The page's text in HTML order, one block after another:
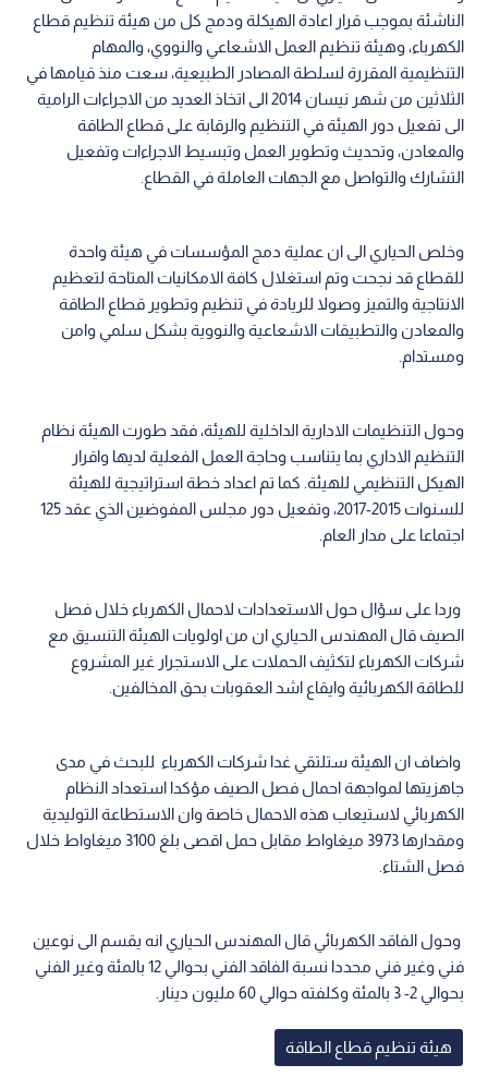
الناشئة بموجب قرار اعادة الهيكلة ودمج كل من هيئة تنظيم قطاع
الكهرباء، وهيئة تنظيم العمل الاشعاعي والنووي، والمهام
التنظيمية المقررة لسلطة المصادر الطبيعية، سعت منذ قيامها في
الثلاثين من شهر نيسان 2014 الى اتخاذ العديد من الاجراءات الرامية
الى تفعيل دور الهيئة في التنظيم والرقابة على قطاع الطاقة
والمعادن، وتحديث وتطوير العمل وتبسيط الاجراءات وتفعيل
التشارك والتواصل مع الجهات العاملة في القطاع.
وخلص الحياري الى ان عملية دمج المؤسسات في هيئة واحدة
للقطاع قد نجحت وتم استغلال كافة الامكانيات المتاحة لتعظيم
الانتاجية والتميز وصولا للريادة في تنظيم وتطوير قطاع الطاقة
والمعادن والتطبيقات الاشعاعية والنووية بشكل سلمي وامن
ومستدام.
وحول التنظيمات الادارية الداخلية للهيئة، فقد طورت الهيئة نظام
التنظيم الاداري بما يتناسب وحاجة العمل الفعلية لديها واقرار
الهيكل التنظيمي للهيئة. كما تم اعداد خطة استراتيجية للهيئة
للسنوات 2015-2017، وتفعيل دور مجلس المفوضين الذي عقد 125
اجتماعا على مدار العام.
وردا على سؤال حول الاستعدادات لاحمال الكهرباء خلال فصل
الصيف قال المهندس الحياري ان من اولويات الهيئة التنسيق مع
شركات الكهرباء لتكثيف الحملات على الاستجرار غير المشروع
للطاقة الكهربائية وايقاع اشد العقوبات بحق المخالفين.
واضاف ان الهيئة ستلتقي غدا شركات الكهرباء للبحث في مدى
جاهزيتها لمواجهة احمال فصل الصيف مؤكدا استعداد النظام
الكهربائي لاستيعاب هذه الاحمال خاصة وان الاستطاعة التوليدية
ومقدارها 3973 ميغاواط مقابل حمل اقصى بلغ 3100 ميغاواط خلال
فصل الشتاء.
وحول الفاقد الكهربائي قال المهندس الحياري انه يقسم الى نوعين
فني وغير فني محددا نسبة الفاقد الفني بحوالي 12 بالمئة وغير الفني
بحوالي 2- 3 بالمئة وكلفته حوالي 60 مليون دينار.
هيئة تنظيم قطاع الطاقة